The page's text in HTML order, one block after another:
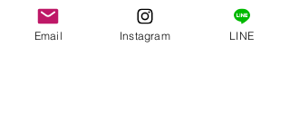
Email Instagram LINE